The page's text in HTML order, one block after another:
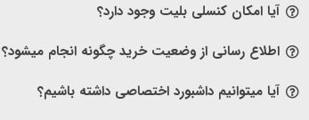
آیا امکان کنسلی بلیت وجود دارد؟
اطلاع رسانی از وضعیت خرید چگونه انجام میشود؟
آیا میتوانیم داشبورد اختصاصی داشته باشیم؟